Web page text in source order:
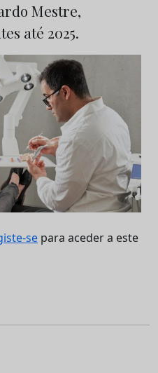
Mestre,
até 2025.
se para aceder a este